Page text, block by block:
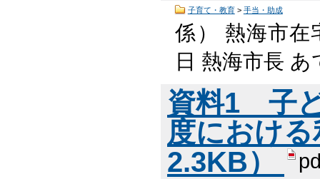
子育て・教育> 手当・助成
係） 熱海市在
日 熱海市長
資料1 子
度におけ
2.3KB）